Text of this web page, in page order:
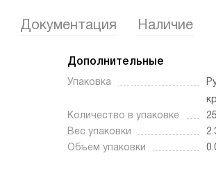
Документация Наличие
Дополнительные
Упаковка
Количество в упаковке
Вес упаковки
Объем упаковки